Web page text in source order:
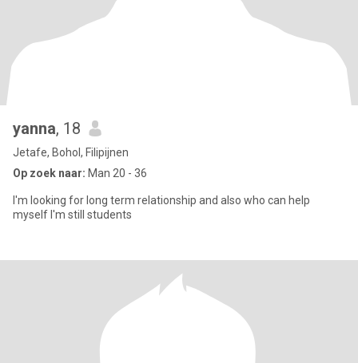
yanna, 18
Jetafe, Bohol, Filipijnen
Op zoek naar: Man 20 - 36
I'm looking for long term relationship and also who can help
myself I'm still students